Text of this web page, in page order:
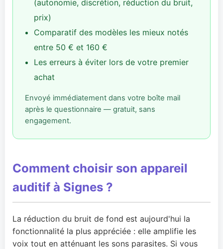
(autonomie, discrétion, réduction du bruit,
prix)
Comparatif des modèles les mieux notés
entre 50 € et 160 €
Les erreurs à éviter lors de votre premier
achat
Envoyé immédiatement dans votre boîte mail
après le questionnaire — gratuit, sans
engagement.
Comment choisir son appareil
auditif à Signes ?
La réduction du bruit de fond est aujourd'hui la
fonctionnalité la plus appréciée : elle amplifie les
voix tout en atténuant les sons parasites. Si vous